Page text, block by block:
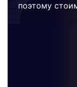
поэтому